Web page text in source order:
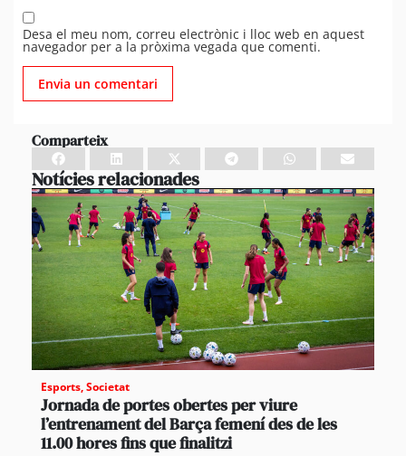
Desa el meu nom, correu electrònic i lloc web en aquest
navegador per a la pròxima vegada que comenti.
Comparteix
Notícies relacionades
Esports,Societat
Jornada de portes obertes per viure
l’entrenament del Barça femení des de les
11.00 hores fins que finalitzi